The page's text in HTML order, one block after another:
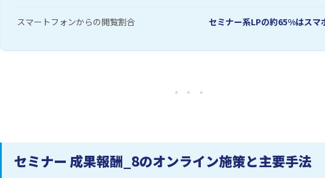
スマートフォンからの閲覧割合 セミナー系LPの約65%はスマ
* * *
セミナー 成果報酬_8のオンライン施策と主要手法